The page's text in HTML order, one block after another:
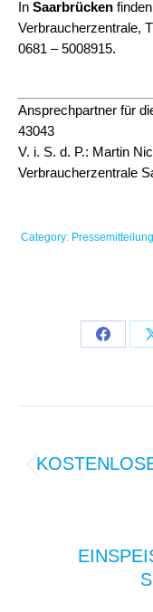
In Saarbrücken
Verbraucherzentrale,
0681 – 5008915.
Ansprechpartner für
43043
V. i. S. d. P.: Martin
Verbraucherzentrale
Category:
Share